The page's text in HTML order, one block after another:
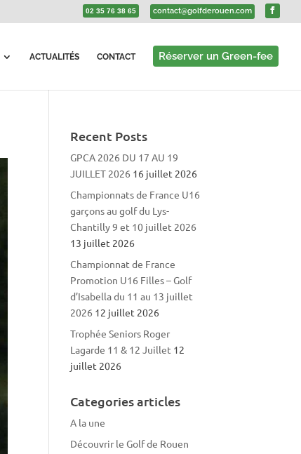
02 35 76 38 65 contact@golfderouen.com
ACTUALITÉS CONTACT Réserver un Green-fee
Recent Posts
GPCA 2026 DU 17 AU 19
JUILLET 2026 16 juillet 2026
Championnats de France U16
garçons au golf du Lys-
Chantilly 9 et 10 juillet 2026
13 juillet 2026
Championnat de France
Promotion U16 Filles – Golf
d’Isabella du 11 au 13 juillet
2026 12 juillet 2026
Trophée Seniors Roger
Lagarde 11 & 12 Juillet 12
juillet 2026
Categories articles
A la une
Découvrir le Golf de Rouen